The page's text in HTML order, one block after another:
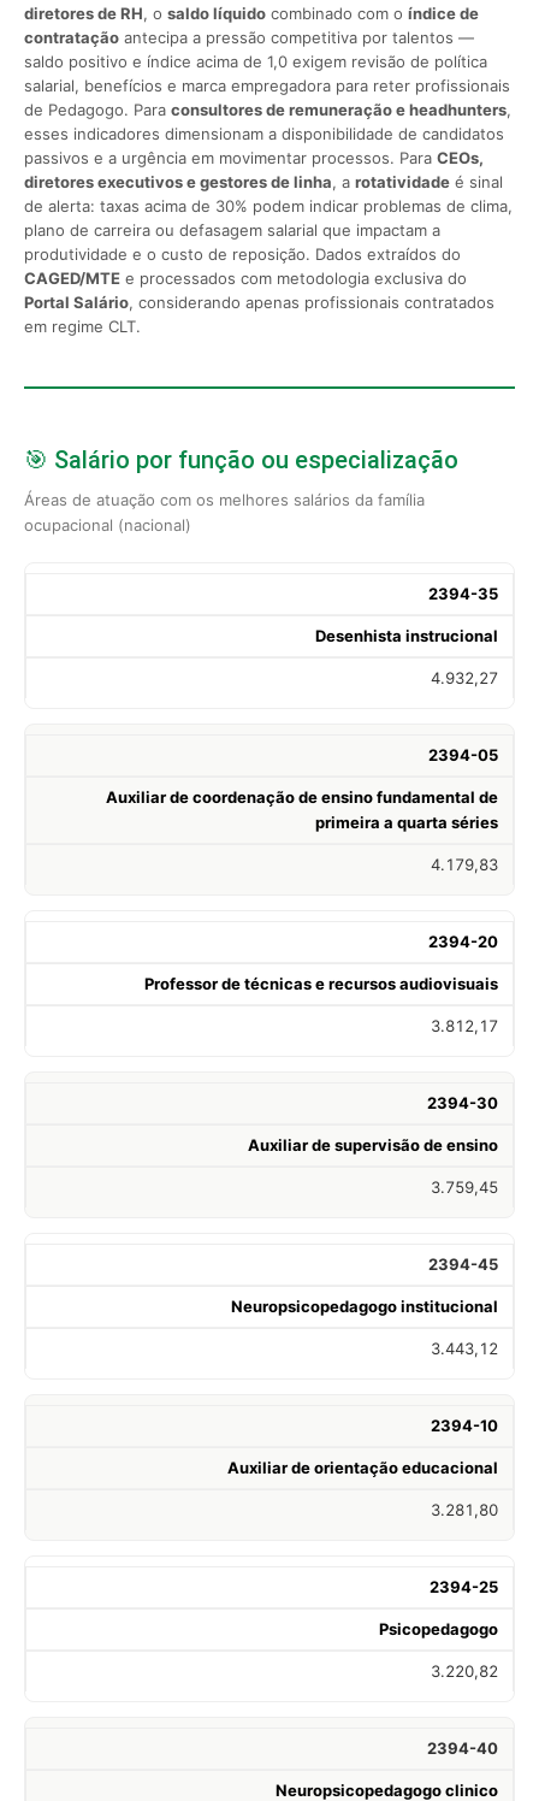
diretores de RH, o saldo líquido combinado com o índice de
contratação antecipa a pressão competitiva por talentos —
saldo positivo e índice acima de 1,0 exigem revisão de política
salarial, benefícios e marca empregadora para reter profissionais
de Pedagogo. Para consultores de remuneração e headhunters,
esses indicadores dimensionam a disponibilidade de candidatos
passivos e a urgência em movimentar processos. Para CEOs,
diretores executivos e gestores de linha, a rotatividade é sinal
de alerta: taxas acima de 30% podem indicar problemas de clima,
plano de carreira ou defasagem salarial que impactam a
produtividade e o custo de reposição. Dados extraídos do
CAGED/MTE e processados com metodologia exclusiva do
Portal Salário, considerando apenas profissionais contratados
em regime CLT.
🎯 Salário por função ou especialização
Áreas de atuação com os melhores salários da família
ocupacional (nacional)
2394-35
Desenhista instrucional
4.932,27
2394-05
Auxiliar de coordenação de ensino fundamental de
primeira a quarta séries
4.179,83
2394-20
Professor de técnicas e recursos audiovisuais
3.812,17
2394-30
Auxiliar de supervisão de ensino
3.759,45
2394-45
Neuropsicopedagogo institucional
3.443,12
2394-10
Auxiliar de orientação educacional
3.281,80
2394-25
Psicopedagogo
3.220,82
2394-40
Neuropsicopedagogo clinico